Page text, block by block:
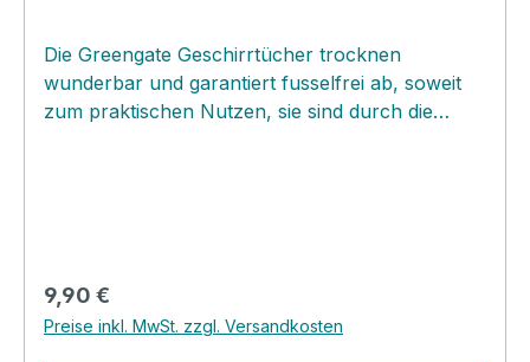
Die Greengate Geschirrtücher trocknen
wunderbar und garantiert fusselfrei ab, soweit
zum praktischen Nutzen, sie sind durch die
Windlicht zauberst du im Handumdrehen einen
Hingucker für deinen Küchen und Essbereich...
Regulärer Preis:
9,90 €
Preise inkl. MwSt. zzgl. Versandkosten